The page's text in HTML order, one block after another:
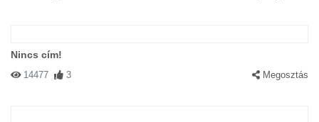
Nincs cím!
14477 3 Megosztás